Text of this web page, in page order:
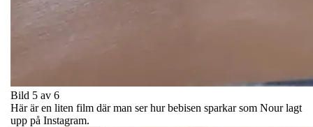
Bild 5 av 6
Här är en liten film där man ser hur bebisen sparkar som Nour lagt
upp på Instagram.